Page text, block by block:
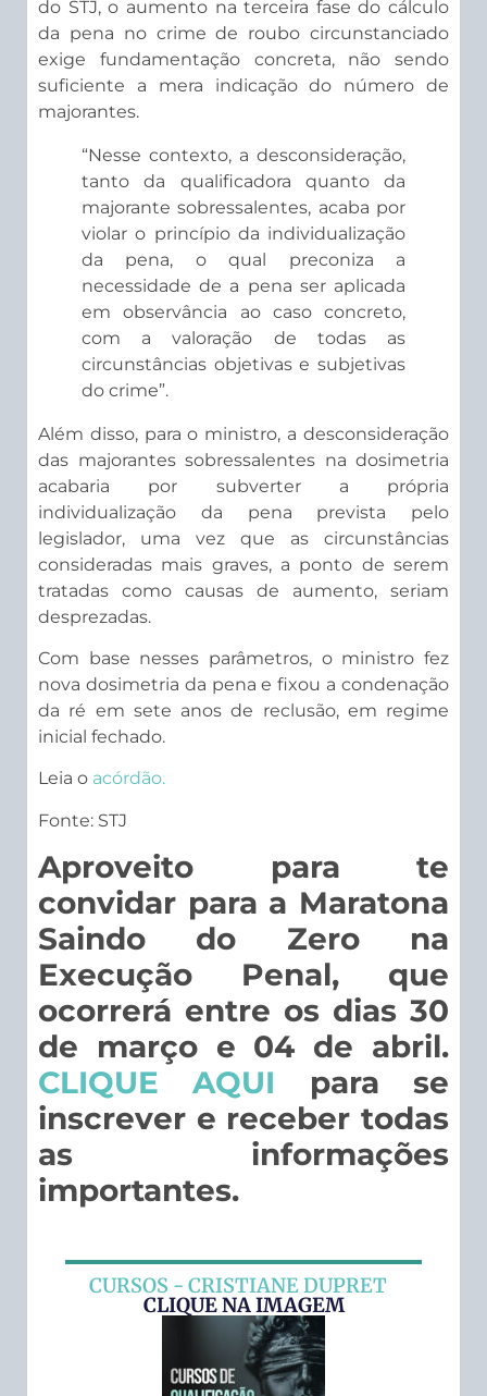
do STJ, o aumento na terceira fase do cálculo
da pena no crime de roubo circunstanciado
exige fundamentação concreta, não sendo
suficiente a mera indicação do número de
majorantes.
“Nesse contexto, a desconsideração,
tanto da qualificadora quanto da
majorante sobressalentes, acaba por
violar o princípio da individualização
da pena, o qual preconiza a
necessidade de a pena ser aplicada
em observância ao caso concreto,
com a valoração de todas as
circunstâncias objetivas e subjetivas
do crime”.
Além disso, para o ministro, a desconsideração
das majorantes sobressalentes na dosimetria
acabaria por subverter a própria
individualização da pena prevista pelo
legislador, uma vez que as circunstâncias
consideradas mais graves, a ponto de serem
tratadas como causas de aumento, seriam
desprezadas.
Com base nesses parâmetros, o ministro fez
nova dosimetria da pena e fixou a condenação
da ré em sete anos de reclusão, em regime
inicial fechado.
Leia o acórdão.​
Fonte: STJ
Aproveito para te
convidar para a Maratona
Saindo do Zero na
Execução Penal, que
ocorrerá entre os dias 30
de março e 04 de abril.
CLIQUE AQUI para se
inscrever e receber todas
as informações
importantes.
CURSOS - CRISTIANE DUPRET
CLIQUE NA IMAGEM